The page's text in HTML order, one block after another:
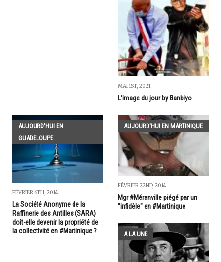
MAI 1ST, 2021
L'image du jour by Banbiyo
AUJOURD'HUI EN
GUADELOUPE
FÉVRIER 6TH, 2014
La Société Anonyme de la
Raffinerie des Antilles (SARA)
doit-elle devenir la propriété de
la collectivité en #Martinique ?
AUJOURD'HUI EN MARTINIQUE
FÉVRIER 22ND, 2014
Mgr #Méranville piégé par un
"infidèle" en #Martinique
A LA UNE